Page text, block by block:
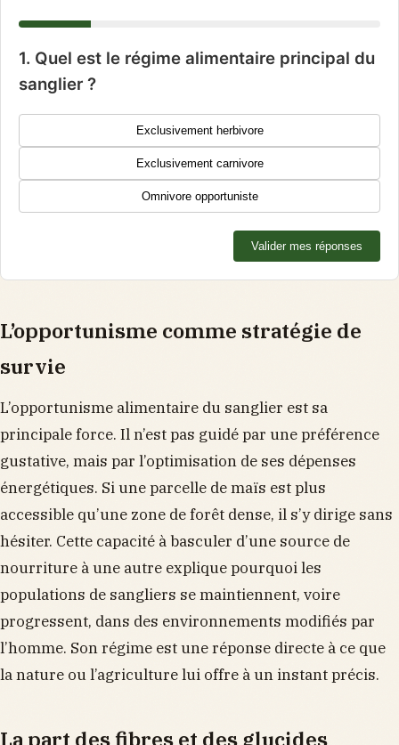
1. Quel est le régime alimentaire principal du
sanglier ?
Exclusivement herbivore
Exclusivement carnivore
Omnivore opportuniste
Valider mes réponses
L’opportunisme comme stratégie de
survie
L’opportunisme alimentaire du sanglier est sa
principale force. Il n’est pas guidé par une préférence
gustative, mais par l’optimisation de ses dépenses
énergétiques. Si une parcelle de maïs est plus
accessible qu’une zone de forêt dense, il s’y dirige sans
hésiter. Cette capacité à basculer d’une source de
nourriture à une autre explique pourquoi les
populations de sangliers se maintiennent, voire
progressent, dans des environnements modifiés par
l’homme. Son régime est une réponse directe à ce que
la nature ou l’agriculture lui offre à un instant précis.
La part des fibres et des glucides